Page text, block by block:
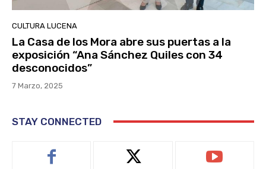
CULTURA LUCENA
La Casa de los Mora abre sus puertas a la
exposición “Ana Sánchez Quiles con 34
desconocidos”
7 Marzo, 2025
STAY CONNECTED